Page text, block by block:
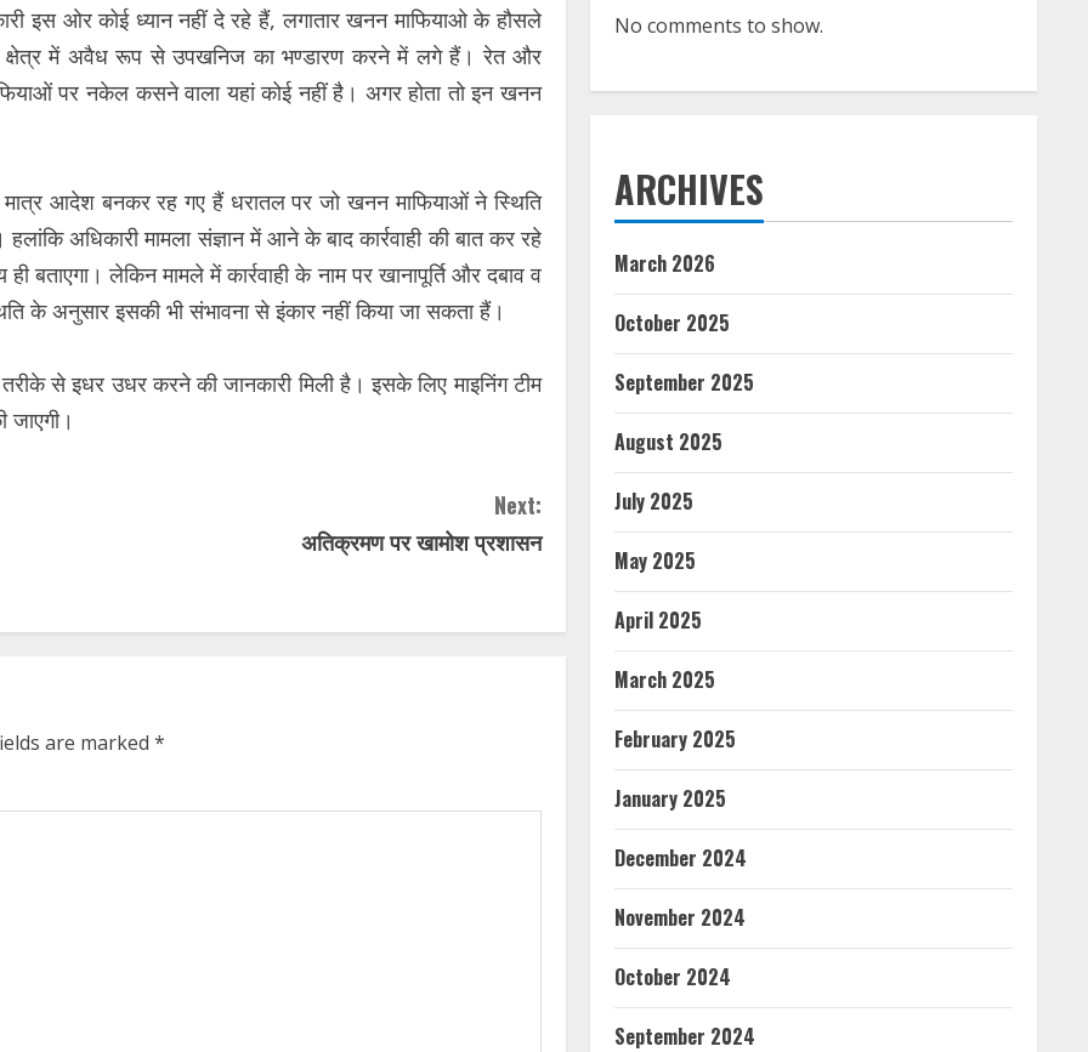
इस ओर कोई ध्यान नहीं दे रहे हैं, लगातार खनन माफियाओ के हौसले
क्षेत्र में अवैध रूप से उपखनिज का भण्डारण करने में लगे हैं। रेत और
पर नकेल कसने वाला यहां कोई नहीं है। अगर होता तो इन खनन
आदेश बनकर रह गए हैं धरातल पर जो खनन माफियाओं ने स्थिति
अधिकारी मामला संज्ञान में आने के बाद कार्रवाही की बात कर रहे
बताएगा। लेकिन मामले में कार्रवाही के नाम पर खानापूर्ति और दबाव व
के अनुसार इसकी भी संभावना से इंकार नहीं किया जा सकता हैं।
से इधर उधर करने की जानकारी मिली है। इसके लिए माइनिंग टीम
Next:
अतिक्रमण पर खामोश प्रशासन
are marked *
No comments to show.
ARCHIVES
March 2026
October 2025
September 2025
August 2025
July 2025
May 2025
April 2025
March 2025
February 2025
January 2025
December 2024
November 2024
October 2024
September 2024